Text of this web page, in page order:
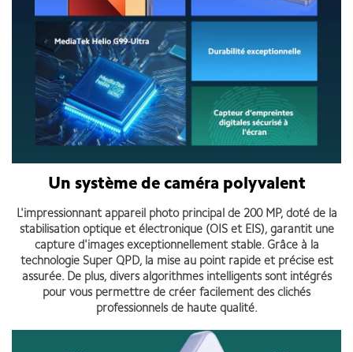
Un système de caméra polyvalent
L'impressionnant appareil photo principal de 200 MP, doté de la
stabilisation optique et électronique (OIS et EIS), garantit une
capture d'images exceptionnellement stable. Grâce à la
technologie Super QPD, la mise au point rapide et précise est
assurée. De plus, divers algorithmes intelligents sont intégrés
pour vous permettre de créer facilement des clichés
professionnels de haute qualité.